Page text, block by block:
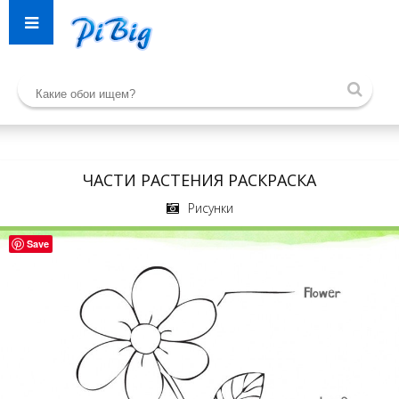
ЧАСТИ РАСТЕНИЯ РАСКРАСКА
Рисунки
Save